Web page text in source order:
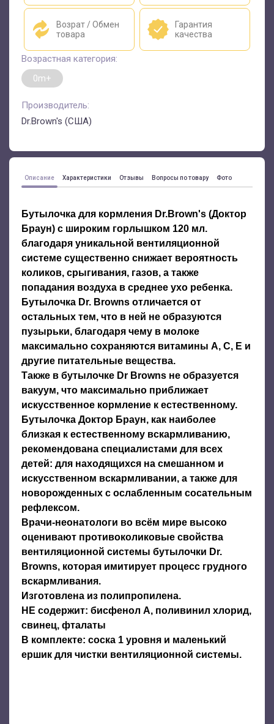
Возрат / Обмен
товара
Гарантия
качества
Возрастная категория:
0m+
Производитель:
Dr.Brown's (США)
Описание Характеристики Отзывы Вопросы по товару Фото
Бутылочка для кормления Dr.Brown's (Доктор
Браун) c широким горлышком 120 мл.
благодаря уникальной вентиляционной
системе существенно снижает вероятность
коликов, срыгивания, газов, а также
попадания воздуха в среднее ухо ребенка.
Бутылочка Dr. Browns отличается от
остальных тем, что в ней не образуются
пузырьки, благодаря чему в молоке
максимально сохраняются витамины А, С, Е и
другие питательные вещества.
Также в бутылочке Dr Browns не образуется
вакуум, что максимально приближает
искусственное кормление к естественному.
Бутылочка Доктор Браун, как наиболее
близкая к естественному вскармливанию,
рекомендована специалистами для всех
детей: для находящихся на смешанном и
искусственном вскармливании, а также для
новорожденных с ослабленным сосательным
рефлексом.
Врачи-неонатологи во всём мире высоко
оценивают противоколиковые свойства
вентиляционной системы бутылочки Dr.
Browns, которая имитирует процесс грудного
вскармливания.
Изготовлена из полипропилена.
НЕ содержит: бисфенол А, поливинил хлорид,
свинец, фталаты
В комплекте: соска 1 уровня и маленький
ершик для чистки вентиляционной системы.